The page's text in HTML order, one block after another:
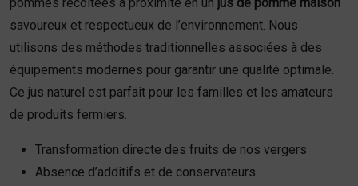
savoureux et respectueux de l’environnement. Nous
utilisons des méthodes traditionnelles associées à des
équipements modernes pour garantir une qualité optimale.
Ce jus naturel est parfait pour les familles et les amateurs
de produits fermiers.
Transformation directe des fruits de nos vergers
Absence d’additifs et de conservateurs